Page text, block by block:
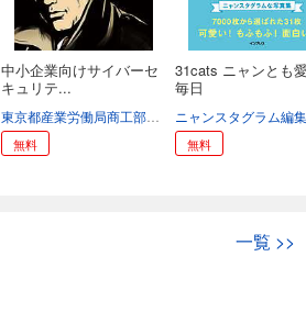
中小企業向けサイバーセ
キュリテ...
無料
31cats ニャンとも
毎日
ニャンスタグラム編
無料
一覧 >>